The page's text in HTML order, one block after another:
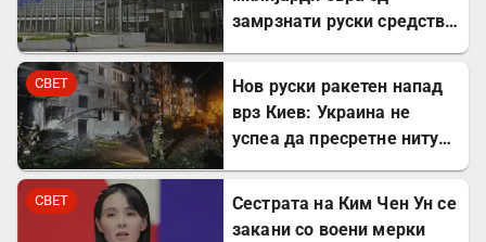
замрзнати руски средства
СВЕТ
Нов руски ракетен напад
врз Киев: Украина не
успеа да пресретне ниту
СВЕТ
Сестрата на Ким Чен Ун се
закани со воени мерки